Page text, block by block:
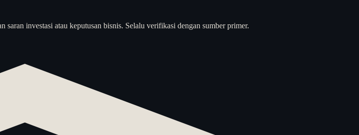
investasi atau keputusan bisnis. Selalu verifikasi dengan sumber primer.